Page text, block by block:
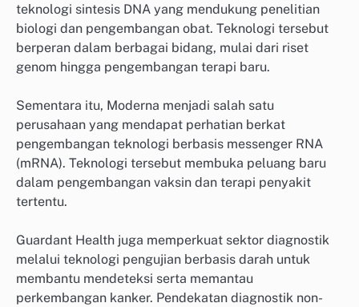
teknologi sintesis DNA yang mendukung penelitian
biologi dan pengembangan obat. Teknologi tersebut
berperan dalam berbagai bidang, mulai dari riset
genom hingga pengembangan terapi baru.
Sementara itu, Moderna menjadi salah satu
perusahaan yang mendapat perhatian berkat
pengembangan teknologi berbasis messenger RNA
(mRNA). Teknologi tersebut membuka peluang baru
dalam pengembangan vaksin dan terapi penyakit
tertentu.
Guardant Health juga memperkuat sektor diagnostik
melalui teknologi pengujian berbasis darah untuk
membantu mendeteksi serta memantau
perkembangan kanker. Pendekatan diagnostik non-